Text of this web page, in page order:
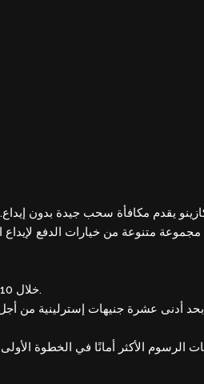
يقدم مكافأة سحب جيدة بدون
متنوعة من خيارات الدفع لإيداع الأموال،
خمسون دورة كحد أقصى لسمكة التراوت الضخمة Q، أحدث لعبة Splash، خلال 10 بنسات لكل دورة.